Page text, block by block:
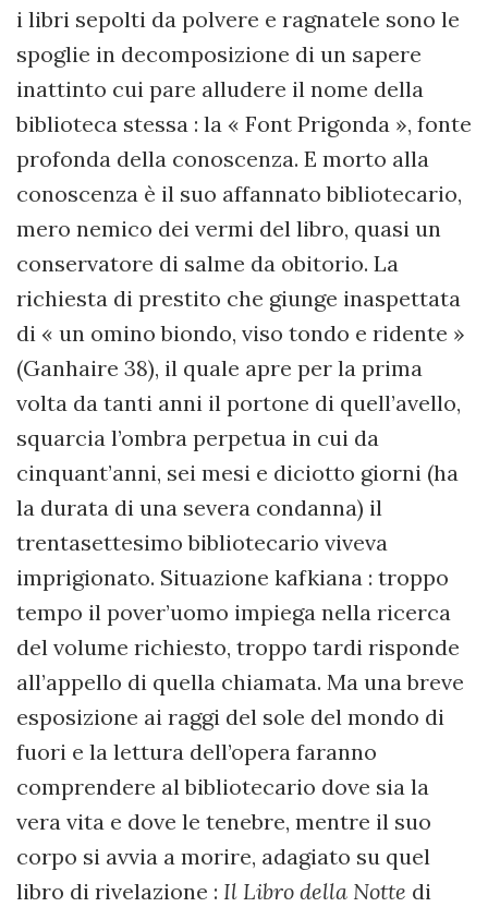
i libri sepolti da polvere e ragnatele sono le
spoglie in decomposizione di un sapere
inattinto cui pare alludere il nome della
biblioteca stessa : la « Font Prigonda », fonte
profonda della conoscenza. E morto alla
conoscenza è il suo affannato bibliotecario,
mero nemico dei vermi del libro, quasi un
conservatore di salme da obitorio. La
richiesta di prestito che giunge inaspettata
di « un omino biondo, viso tondo e ridente »
(Ganhaire 38), il quale apre per la prima
volta da tanti anni il portone di quell’avello,
squarcia l’ombra perpetua in cui da
cinquant’anni, sei mesi e diciotto giorni (ha
la durata di una severa condanna) il
trentasettesimo bibliotecario viveva
imprigionato. Situazione kafkiana : troppo
tempo il pover’uomo impiega nella ricerca
del volume richiesto, troppo tardi risponde
all’appello di quella chiamata. Ma una breve
esposizione ai raggi del sole del mondo di
fuori e la lettura dell’opera faranno
comprendere al bibliotecario dove sia la
vera vita e dove le tenebre, mentre il suo
corpo si avvia a morire, adagiato su quel
libro di rivelazione : Il Libro della Notte di